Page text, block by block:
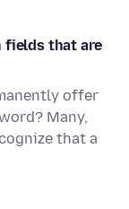
fields that are
offer
Many,
that a